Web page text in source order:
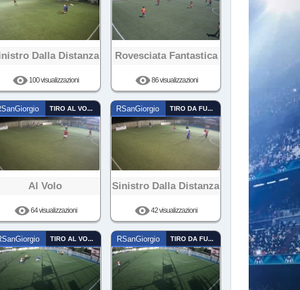
Dalla Distanza
100 visualizzazioni
Rovesciata Fantastica
86 visualizzazioni
TIRO AL VOLO
Al Volo
64 visualizzazioni
RSanGiorgio TIRO DA FUORI
Sinistro Dalla Distanza
42 visualizzazioni
TIRO AL VOLO RSanGiorgio TIRO DA FUORI